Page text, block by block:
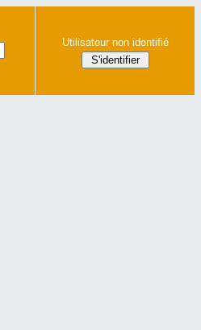
Utilisateur non identifié